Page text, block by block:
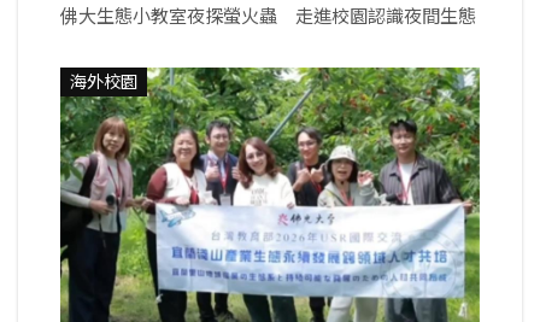
佛大生態小教室夜探螢火蟲 走進校園認識夜間生態
海外校園